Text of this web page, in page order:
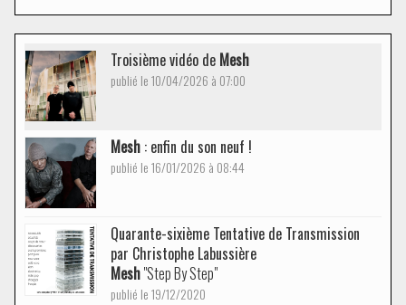
Troisième vidéo de Mesh
publié le 10/04/2026 à 07:00
Mesh : enfin du son neuf !
publié le 16/01/2026 à 08:44
Quarante-sixième Tentative de Transmission
par Christophe Labussière
Mesh"Step By Step"
publié le 19/12/2020